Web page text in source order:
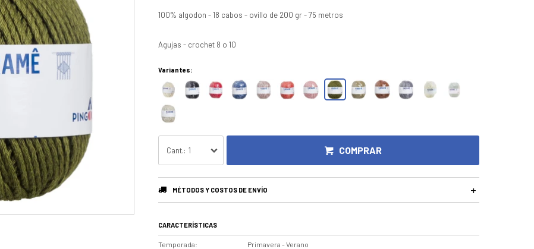
100% algodon - 18 cabos - ovillo de 200 gr - 75 metros
Agujas - crochet 8 o 10
Variantes:
1 COMPRAR
MÉTODOS Y COSTOS DE ENVÍO
CARACTERÍSTICAS
Temporada Primavera - Verano